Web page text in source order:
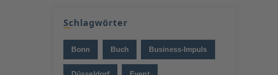
Schlagwörter
Bonn Buch Business-Impuls